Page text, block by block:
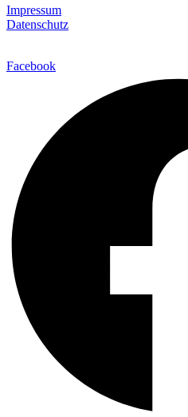
Impressum
Datenschutz
Facebook